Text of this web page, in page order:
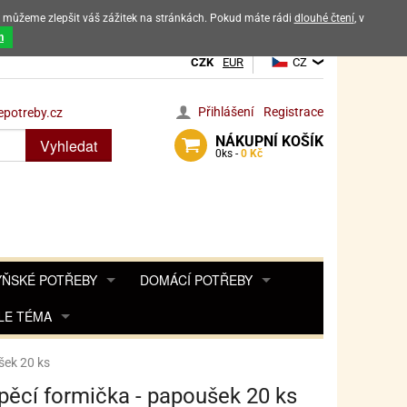
výrobků
CZK EUR CZ
Přihlášení Registrace
NÁKUPNÍ KOŠÍK
0 ks - 0 Kč
Vyhledat
POTŘEBY
KOŘENKY
DESINFEKCE, OCHRANA
KÁVOVARŮ
DOMÁCÍ POTŘEBY
KOŠÍKY
TÉMA
POHÁDKY A HRY
PRO FANOUŠKY BARBIE
NAROZENINOVÉ SVÍČKY
20 ks
formička - papoušek 20 ks
zlepšit váš zážitek na stránkách. Pokud máte rádi dlouhé čtení, v